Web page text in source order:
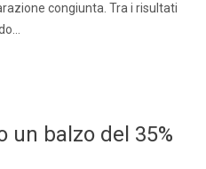
congiunta. Tra i risultati
un balzo del 35%